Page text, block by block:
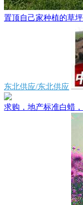
置顶自己家种植的草
东北供应/东北供应
求购，地产标准白蜡